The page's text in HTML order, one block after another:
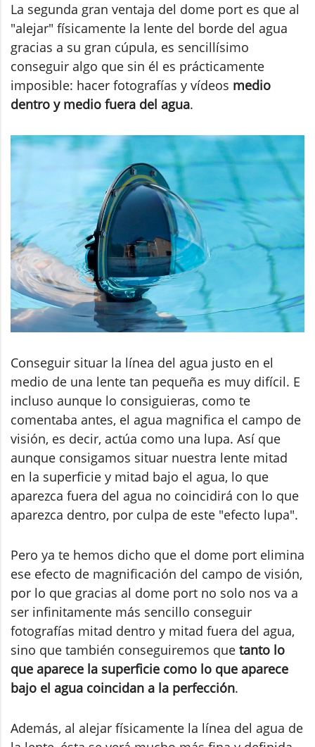
La segunda gran ventaja del dome port es que al
"alejar" físicamente la lente del borde del agua
gracias a su gran cúpula, es sencillísimo
conseguir algo que sin él es prácticamente
imposible: hacer fotografías y vídeos medio
dentro y medio fuera del agua.
Conseguir situar la línea del agua justo en el
medio de una lente tan pequeña es muy difícil. E
incluso aunque lo consiguieras, como te
comentaba antes, el agua magnifica el campo de
visión, es decir, actúa como una lupa. Así que
aunque consigamos situar nuestra lente mitad
en la superficie y mitad bajo el agua, lo que
aparezca fuera del agua no coincidirá con lo que
aparezca dentro, por culpa de este "efecto lupa".
Pero ya te hemos dicho que el dome port elimina
ese efecto de magnificación del campo de visión,
por lo que gracias al dome port no solo nos va a
ser infinitamente más sencillo conseguir
fotografías mitad dentro y mitad fuera del agua,
sino que también conseguiremos que tanto lo
que aparece la superficie como lo que aparece
bajo el agua coincidan a la perfección.
Además, al alejar físicamente la línea del agua de